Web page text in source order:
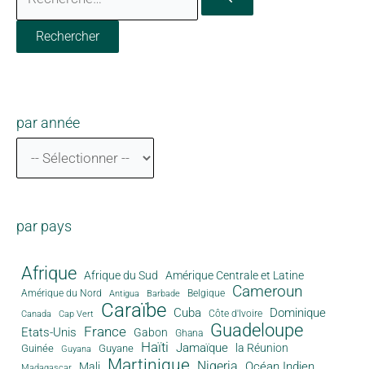
par année
par pays
Afrique Afrique du Sud Amérique Centrale et Latine
Amérique du Nord Antigua Barbade Belgique Cameroun
Canada Cap Vert Caraïbe Cuba Côte d'Ivoire
Dominique
Etats-Unis
France Gabon Ghana Guadeloupe
Guinée Guyana Guyane Haïti Jamaïque la Réunion
Martinique